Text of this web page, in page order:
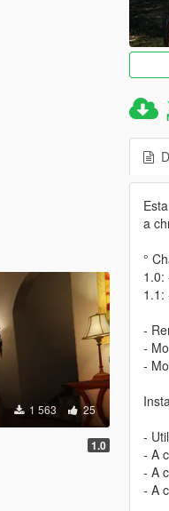
1 563 25
1.0
a
°
1.0:
1.1:
-
-
-
-
- A
- A
- A